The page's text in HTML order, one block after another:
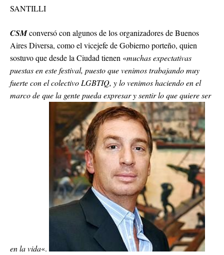
SANTILLI
CSMconversó con algunos de los organizadores de Buenos
Aires Diversa, como el vicejefe de Gobierno porteño, quien
sostuvo que desde la Ciudad tienen «muchas expectativas
puestas en este festival, puesto que venimos trabajando muy
fuerte con el colectivo LGBTIQ, y lo venimos haciendo en el
marco de que la gente pueda expresar y sentir lo que quiere ser
en la vida«.